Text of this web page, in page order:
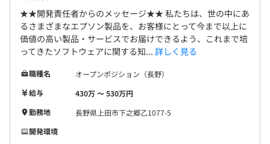
不可。それ以外の条件の変更はありません）
★★開発責任者からのメッセージ★★ 私たちは、世の中にあ
るさまざまなエプソン製品を、お客様にとって今まで以上に
価値の高い製品・サービスでお届けできるよう、これまで培
ってきたソフトウェアに関する知... 詳しく見る
職種名
オープンポジション（長野）
給与
430万 〜 530万円
勤務地
長野県上田市下之郷乙1077-5
開発環境